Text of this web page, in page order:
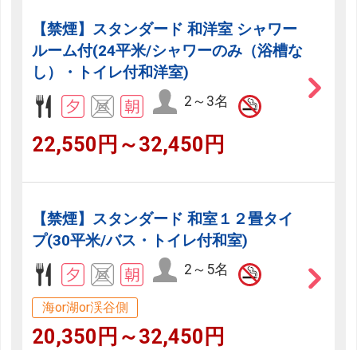
【禁煙】スタンダード 和洋室 シャワー
ルーム付(24平米/シャワーのみ（浴槽な
し）・トイレ付和洋室)
2～3名
22,550円～32,450円
【禁煙】スタンダード 和室１２畳タイ
プ(30平米/バス・トイレ付和室)
2～5名
海or湖or渓谷側
20,350円～32,450円